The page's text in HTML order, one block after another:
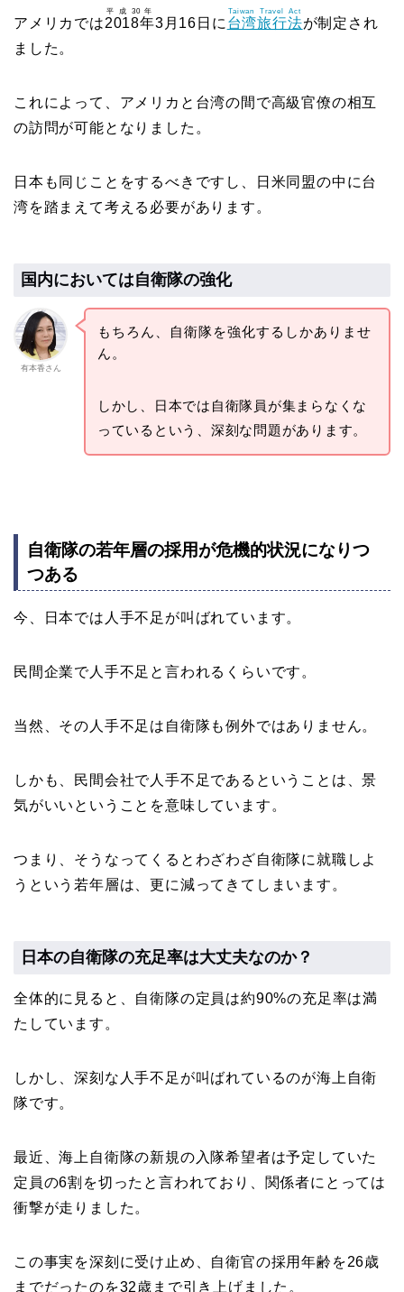
アメリカでは2018年
平成30年
3月16日に 台湾旅行法
Taiwan Travel Act
が制定され
ました。
これによって、アメリカと台湾の間で高級官僚の相互
の訪問が可能となりました。
日本も同じことをするべきですし、日米同盟の中に台
湾を踏まえて考える必要があります。
国内においては自衛隊の強化
有本香さん
もちろん、自衛隊を強化するしかありませ
ん。
しかし、日本では自衛隊員が集まらなくな
っているという、深刻な問題があります。
自衛隊の若年層の採用が危機的状況になりつ
つある
今、日本では人手不足が叫ばれています。
民間企業で人手不足と言われるくらいです。
当然、その人手不足は自衛隊も例外ではありません。
しかも、民間会社で人手不足であるということは、景
気がいいということを意味しています。
つまり、そうなってくるとわざわざ自衛隊に就職しよ
うという若年層は、更に減ってきてしまいます。
日本の自衛隊の充足率は大丈夫なのか？
全体的に見ると、自衛隊の定員は約90%の充足率は満
たしています。
しかし、深刻な人手不足が叫ばれているのが海上自衛
隊です。
最近、海上自衛隊の新規の入隊希望者は予定していた
定員の6割を切ったと言われており、関係者にとっては
衝撃が走りました。
この事実を深刻に受け止め、自衛官の採用年齢を26歳
までだったのを32歳まで引き上げました。